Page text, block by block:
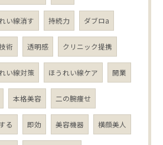
い線消す 持続力 ダブロa
術 透明感 クリニック提携
い線対策 ほうれい線ケア 開業
本格美容 二の腕痩せ
る 即効 美容機器 横顔美人